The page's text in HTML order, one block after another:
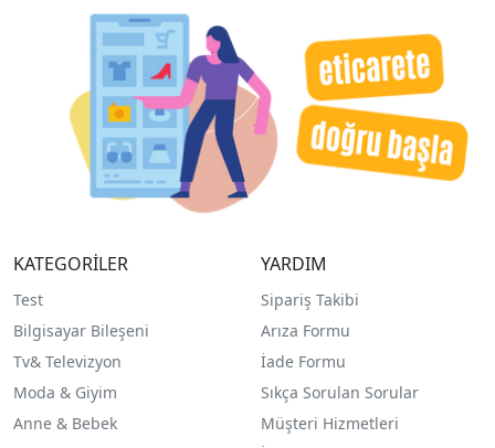
KATEGORİLER
Test
Bilgisayar Bileşeni
Tv& Televizyon
Moda & Giyim
Anne & Bebek
YARDIM
Sipariş Takibi
Arıza Formu
İade Formu
Sıkça Sorulan Sorular
Müşteri Hizmetleri